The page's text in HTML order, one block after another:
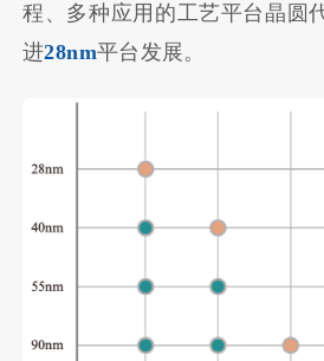
程、多种应用的工艺平台晶圆
进28nm平台发展。